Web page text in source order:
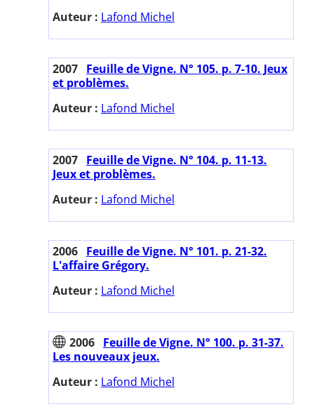
Auteur : Lafond Michel
2007 Feuille de Vigne. N° 105. p. 7-10. Jeux
et problèmes.
Auteur : Lafond Michel
2007 Feuille de Vigne. N° 104. p. 11-13.
Jeux et problèmes.
Auteur : Lafond Michel
2006 Feuille de Vigne. N° 101. p. 21-32.
L'affaire Grégory.
Auteur : Lafond Michel
2006 Feuille de Vigne. N° 100. p. 31-37.
Les nouveaux jeux.
Auteur : Lafond Michel